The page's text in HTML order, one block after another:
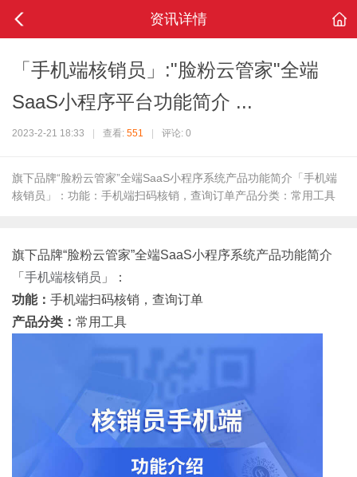
资讯详情
「手机端核销员」:"脸粉云管家"全端
SaaS小程序平台功能简介 ...
2023-2-21 18:33 查看: 551 评论: 0
旗下品牌“脸粉云管家”全端SaaS小程序系统产品功能简介「手机端
核销员」：功能：手机端扫码核销，查询订单产品分类：常用工具
旗下品牌“脸粉云管家”全端SaaS小程序系统产品功能简介
「 手机端核销员 」：
功能： 手机端扫码核销，查询订单
产品分类： 常用工具